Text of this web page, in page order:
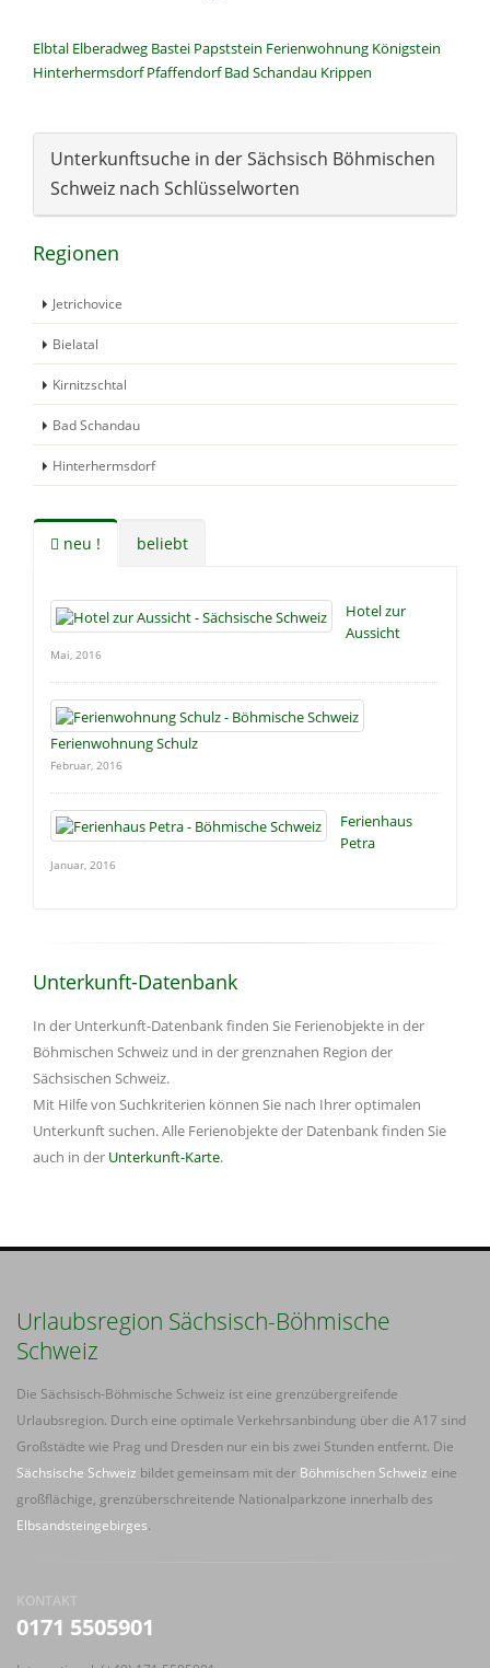
Elbtal Elberadweg Bastei Papststein Ferienwohnung Königstein
Hinterhermsdorf Pfaffendorf Bad Schandau Krippen
Unterkunftsuche in der Sächsisch Böhmischen
Schweiz nach Schlüsselworten
Regionen
Jetrichovice
Bielatal
Kirnitzschtal
Bad Schandau
Hinterhermsdorf
neu ! beliebt
Hotel zur
Aussicht
Mai, 2016
Ferienwohnung Schulz
Februar, 2016
Ferienhaus
Petra
Januar, 2016
Unterkunft-Datenbank
In der Unterkunft-Datenbank finden Sie Ferienobjekte in der
Böhmischen Schweiz und in der grenznahen Region der
Sächsischen Schweiz.
Mit Hilfe von Suchkriterien können Sie nach Ihrer optimalen
Unterkunft suchen. Alle Ferienobjekte der Datenbank finden Sie
auch in der Unterkunft-Karte.
Urlaubsregion Sächsisch-Böhmische
Schweiz
Die Sächsisch-Böhmische Schweiz ist eine grenzübergreifende
Urlaubsregion. Durch eine optimale Verkehrsanbindung über die A17 sind
Großstädte wie Prag und Dresden nur ein bis zwei Stunden entfernt. Die
Sächsische Schweiz bildet gemeinsam mit der Böhmischen Schweiz eine
großflächige, grenzüberschreitende Nationalparkzone innerhalb des
Elbsandsteingebirges.
KONTAKT
0171 5505901